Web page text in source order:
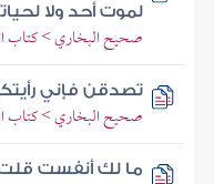
لموت أحد ولا
صحيح البخاري > كتاب
تصدقن فإني
صحيح البخاري > كتاب
ما لك أنفست